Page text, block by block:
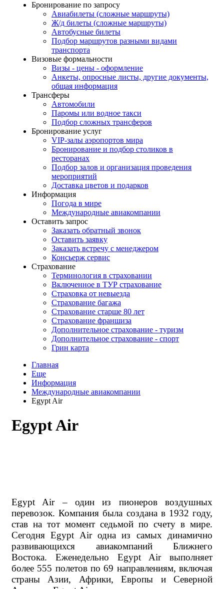
Бронирование по запросу
Авиабилеты (сложные маршруты)
Ж/д билеты (сложные маршруты)
Автобусные билеты
Подбор маршрутов разными видами
транспорта
Визовые формальности
Визы - цены - оформление
Анкеты, опросные листы, другие документы,
общая информация
Трансферы
Автомобили
Паромы или водное такси
Подбор сложных трансферов
Бронирование услуг
VIP-залы аэропортов мира
Бронирование и подбор столиков в
ресторанах
Подбор залов и организация проведения
мероприятий
Доставка цветов и подарков
Информация
Погода в мире
Международные авиакомпании
Оставить запрос
Заказать обратный звонок
Оставить заявку
Заказать встречу с менеджером
Консьерж сервис
Страхование
Терминология в страховании
Включенное в ТУР страхование
Страховка от невыезда
Страхование багажа
Страхование старше 80 лет
Страхование франшиза
Дополнительное страхование - туризм
Дополнительное страхование - спорт
Грин карта
Главная
Еще
Информация
Международные авиакомпании
Egypt Air
Egypt Air
Egypt Air – один из пионеров воздушных
перевозок. Компания была создана в 1932 году,
став на тот момент седьмой по счету в мире.
Сегодня Egypt Air одна из самых динамично
развивающихся авиакомпаний Ближнего
Востока. Еженедельно Egypt Air выполняет
более 555 полетов по 69 направлениям, включая
страны Азии, Африки, Европы и Северной